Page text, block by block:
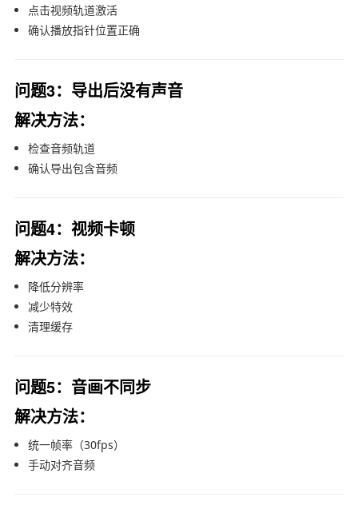
点击视频轨道激活
确认播放指针位置正确
问题3：导出后没有声音
解决方法：
检查音频轨道
确认导出包含音频
问题4：视频卡顿
解决方法：
降低分辨率
减少特效
清理缓存
问题5：音画不同步
解决方法：
统一帧率（30fps）
手动对齐音频